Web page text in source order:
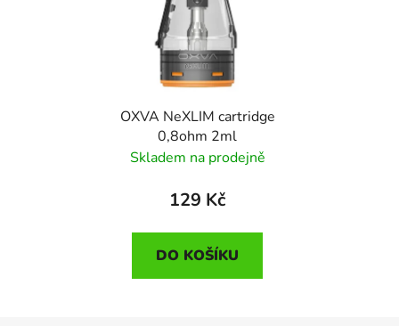
OXVA NeXLIM cartridge
0,8ohm 2ml
Skladem na prodejně
129 Kč
DO KOŠÍKU